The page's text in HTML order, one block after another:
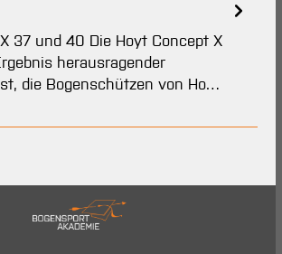
37 und 40 Die Hoyt Concept X
herausragender
die Bogenschützen von Ho…